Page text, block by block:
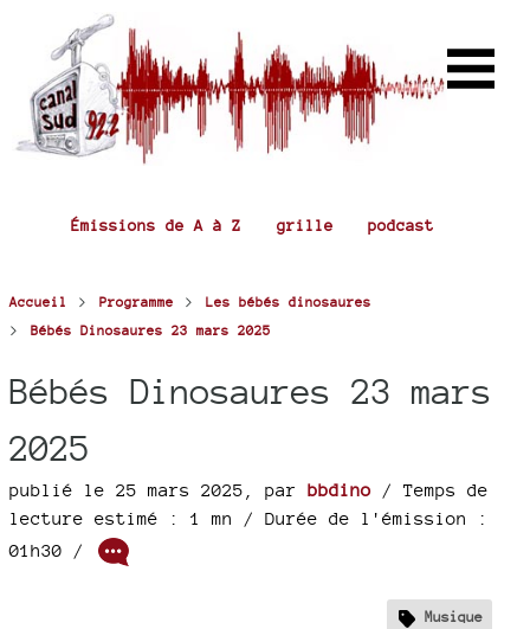
Émissions de A à Z grille podcast
Accueil > Programme > Les bébés dinosaures
> Bébés Dinosaures 23 mars 2025
Bébés Dinosaures 23 mars
2025
publié le 25 mars 2025 par bbdino / Temps de
lecture estimé : 1 mn / Durée de l'émission :
01h30 /
Musique